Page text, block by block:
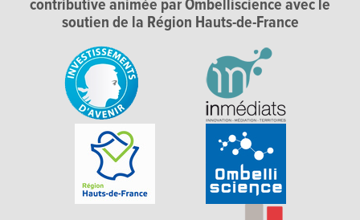
contributive animée par Ombelliscience avec le
soutien de la Région Hauts-de-France